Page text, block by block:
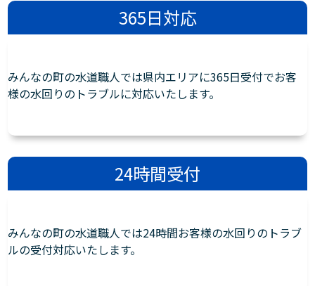
365日対応
みんなの町の水道職人では県内エリアに365日受付でお客
様の水回りのトラブルに対応いたします。
24時間受付
みんなの町の水道職人では24時間お客様の水回りのトラブ
ルの受付対応いたします。